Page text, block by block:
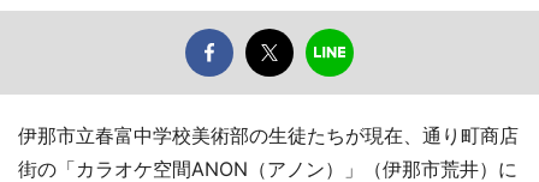
伊那市立春富中学校美術部の生徒たちが現在、通り町商店
街の「カラオケ空間ANON（アノン）」（伊那市荒井）に